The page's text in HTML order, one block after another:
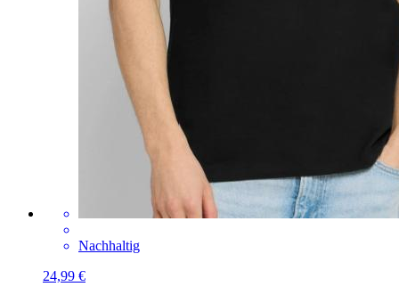
Nachhaltig
24,99 €